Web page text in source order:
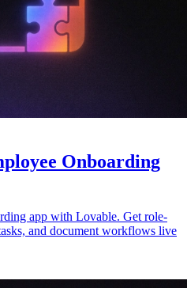
Onboarding
app with Lovable. Get role-
and document workflows live